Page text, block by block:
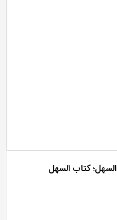
السهل؛ کتاب السهل